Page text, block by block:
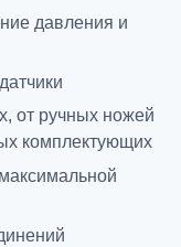
давления и
от ручных ножей
комплектующих